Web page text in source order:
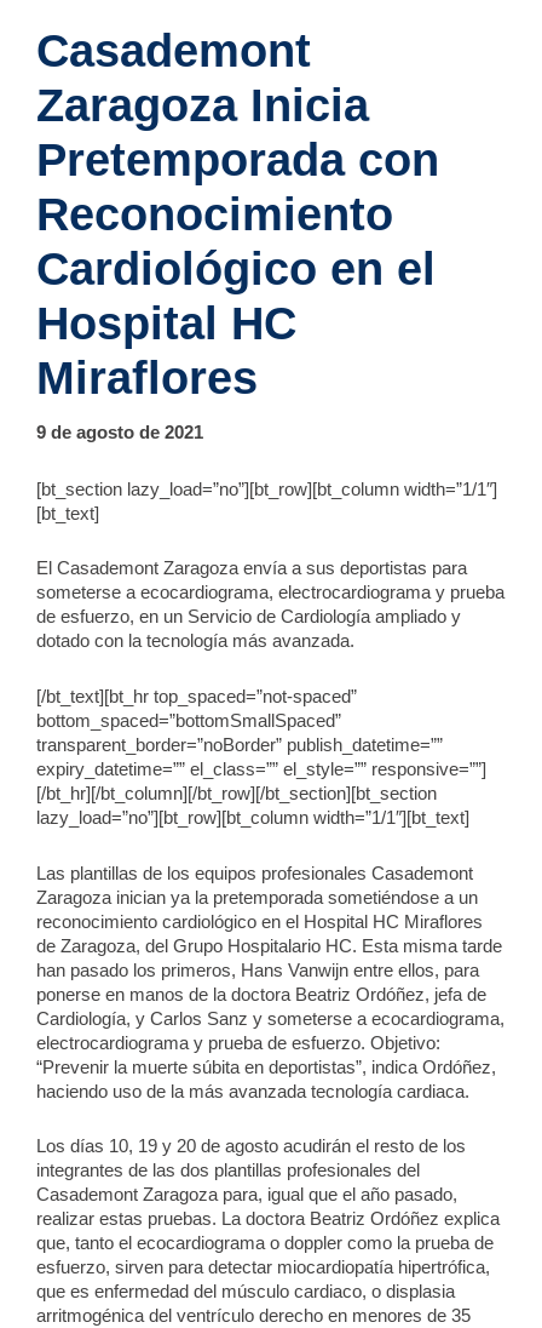
Casademont
Zaragoza Inicia
Pretemporada con
Reconocimiento
Cardiológico en el
Hospital HC
Miraflores
9 de agosto de 2021
[bt_section lazy_load=”no”][bt_row][bt_column width=”1/1″]
[bt_text]
El Casademont Zaragoza envía a sus deportistas para
someterse a ecocardiograma, electrocardiograma y prueba
de esfuerzo, en un Servicio de Cardiología ampliado y
dotado con la tecnología más avanzada.
[/bt_text][bt_hr top_spaced=”not-spaced”
bottom_spaced=”bottomSmallSpaced”
transparent_border=”noBorder” publish_datetime=””
expiry_datetime=”” el_class=”” el_style=”” responsive=””]
[/bt_hr][/bt_column][/bt_row][/bt_section][bt_section
lazy_load=”no”][bt_row][bt_column width=”1/1″][bt_text]
Las plantillas de los equipos profesionales Casademont
Zaragoza inician ya la pretemporada sometiéndose a un
reconocimiento cardiológico en el Hospital HC Miraflores
de Zaragoza, del Grupo Hospitalario HC. Esta misma tarde
han pasado los primeros, Hans Vanwijn entre ellos, para
ponerse en manos de la doctora Beatriz Ordóñez, jefa de
Cardiología, y Carlos Sanz y someterse a ecocardiograma,
electrocardiograma y prueba de esfuerzo. Objetivo:
“Prevenir la muerte súbita en deportistas”, indica Ordóñez,
haciendo uso de la más avanzada tecnología cardiaca.
Los días 10, 19 y 20 de agosto acudirán el resto de los
integrantes de las dos plantillas profesionales del
Casademont Zaragoza para, igual que el año pasado,
realizar estas pruebas. La doctora Beatriz Ordóñez explica
que, tanto el ecocardiograma o doppler como la prueba de
esfuerzo, sirven para detectar miocardiopatía hipertrófica,
que es enfermedad del músculo cardiaco, o displasia
arritmogénica del ventrículo derecho en menores de 35